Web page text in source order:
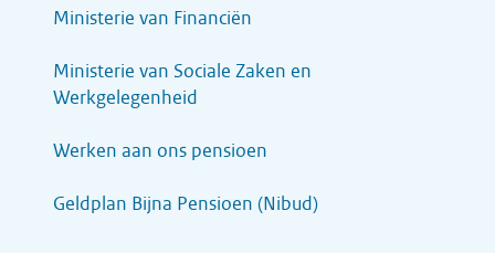
Ministerie van Financiën
Ministerie van Sociale Zaken en
Werkgelegenheid
Werken aan ons pensioen
Geldplan Bijna Pensioen (Nibud)